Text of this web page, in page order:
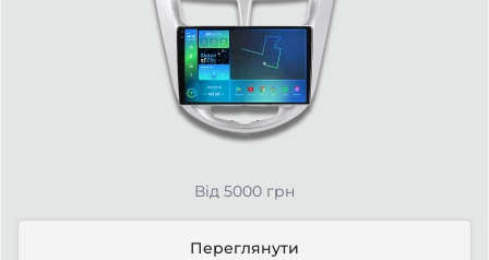
Від 5000 грн
Переглянути